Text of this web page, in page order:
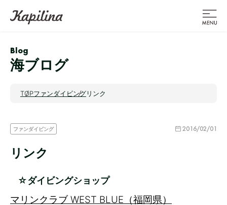
Blog
海ブログ
TOPファンダイビングリンク
ファンダイビング 2016/02/01
リンク
☆ダイビングショップ
マリンクラブ WEST BLUE（福岡県）